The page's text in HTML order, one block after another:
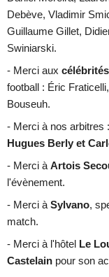
Debève, Vladimir
Guillaume Gillet,
Swiniarski.
- Merci aux célébrités
football : Éric
Bouseuh.
- Merci à nos arbitres :
Hugues Berly et
- Merci àArtois
l'évènement.
- Merci àSylvano,
match.
- Merci à l'hôtel
Le
Castelain pour son